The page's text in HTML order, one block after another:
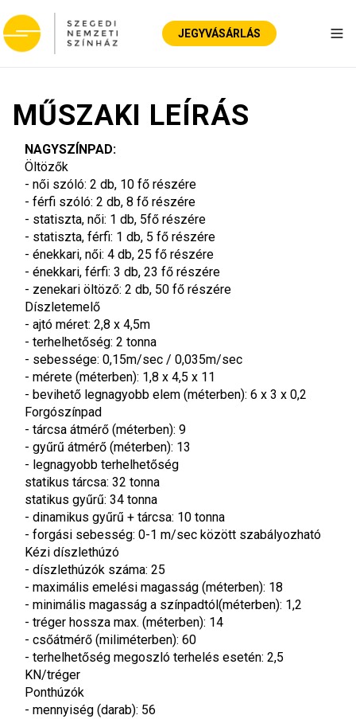
JEGYVÁSÁRLÁS
MŰSZAKI LEÍRÁS
NAGYSZÍNPAD:
Öltözők
- női szóló: 2 db, 10 fő részére
- férfi szóló: 2 db, 8 fő részére
- statiszta, női: 1 db, 5fő részére
- statiszta, férfi: 1 db, 5 fő részére
- énekkari, női: 4 db, 25 fő részére
- énekkari, férfi: 3 db, 23 fő részére
- zenekari öltöző: 2 db, 50 fő részére
Díszletemelő
- ajtó méret: 2,8 x 4,5m
- terhelhetőség: 2 tonna
- sebessége: 0,15m/sec / 0,035m/sec
- mérete (méterben): 1,8 x 4,5 x 11
- bevihető legnagyobb elem (méterben): 6 x 3 x 0,2
Forgószínpad
- tárcsa átmérő (méterben): 9
- gyűrű átmérő (méterben): 13
- legnagyobb terhelhetőség
statikus tárcsa: 32 tonna
statikus gyűrű: 34 tonna
- dinamikus gyűrű + tárcsa: 10 tonna
- forgási sebesség: 0-1 m/sec között szabályozható
Kézi díszlethúzó
- díszlethúzók száma: 25
- maximális emelési magasság (méterben): 18
- minimális magasság a színpadtól(méterben): 1,2
- tréger hossza max. (méterben): 14
- csőátmérő (miliméterben): 60
- terhelhetőség megoszló terhelés esetén: 2,5
KN/tréger
Ponthúzók
- mennyiség (darab): 56